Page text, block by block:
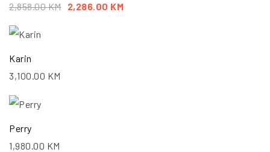
2,858.00KM 2,286.00 KM
Karin
3,100.00 KM
Perry
1,980.00 KM